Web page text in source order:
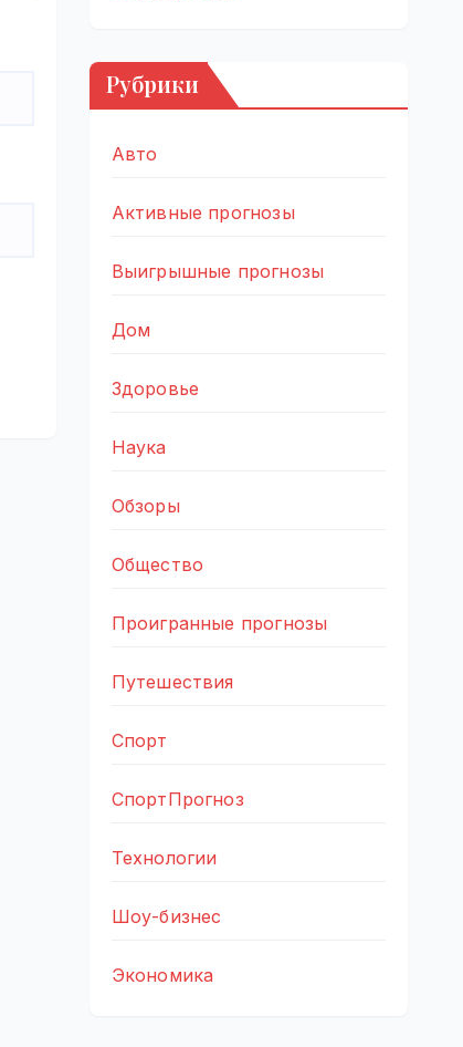
Рубрики
Авто
Активные прогнозы
Выигрышные прогнозы
Дом
Здоровье
Наука
Обзоры
Общество
Проигранные прогнозы
Путешествия
Спорт
СпортПрогноз
Технологии
Шоу-бизнес
Экономика